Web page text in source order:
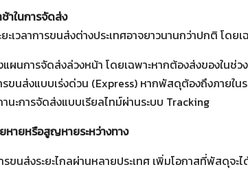
าในการจัดส่ง
ะเวลาการขนส่งต่างประเทศอาจยาวนานกว่าปกติ โ
แผนการจัดส่งล่วงหน้า โดยเฉพาะหากต้องส่งของในช่ว
รขนส่งแบบเร่งด่วน (Express) หากพัสดุต้องถึงภายในร
นะการจัดส่งแบบเรียลไทม์ผ่านระบบ Tracking
หายหรือสูญหายระหว่างทาง
ขนส่งระยะไกลผ่านหลายประเทศ เพิ่มโอกาสที่พัสดุจ